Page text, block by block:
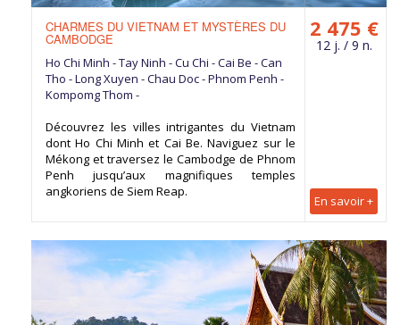
2 475 €
12 j. / 9 n.
En savoir +
CHARMES DU VIETNAM ET MYSTÈRES DU
CAMBODGE
Ho Chi Minh - Tay Ninh - Cu Chi - Cai Be - Can
Tho - Long Xuyen - Chau Doc - Phnom Penh -
Kompomg Thom -
Découvrez les villes intrigantes du Vietnam
dont Ho Chi Minh et Cai Be. Naviguez sur le
Mékong et traversez le Cambodge de Phnom
Penh jusqu’aux magnifiques temples
angkoriens de Siem Reap.